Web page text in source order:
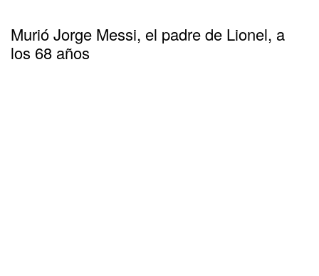
Murió Jorge Messi, el padre de Lionel, a
los 68 años